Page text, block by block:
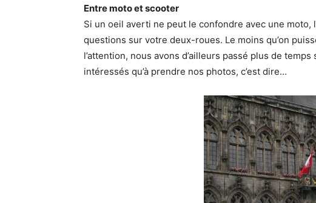
Entre moto et scooter
Si un oeil averti ne peut le confondre avec une
questions sur votre deux-roues. Le moins qu’on
l’attention, nous avons d’ailleurs passé plus de
intéressés qu’à prendre nos photos, c’est dire…